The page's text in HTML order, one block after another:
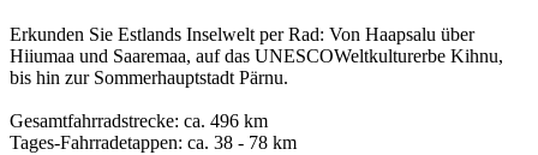
Erkunden Sie Estlands Inselwelt per Rad: Von Haapsalu über
Hiiumaa und Saaremaa, auf das UNESCOWeltkulturerbe Kihnu,
bis hin zur Sommerhauptstadt Pärnu.
Gesamtfahrradstrecke: ca. 496 km
Tages-Fahrradetappen: ca. 38 - 78 km